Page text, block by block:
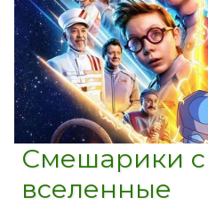
Смешарики
вселенные